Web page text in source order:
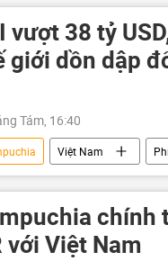
vượt 38 tỷ
giới dồn dập
Tám, 16:40
Việt Nam
nghiệp
đầu tư
Hải Phòng
chính
với Việt Nam